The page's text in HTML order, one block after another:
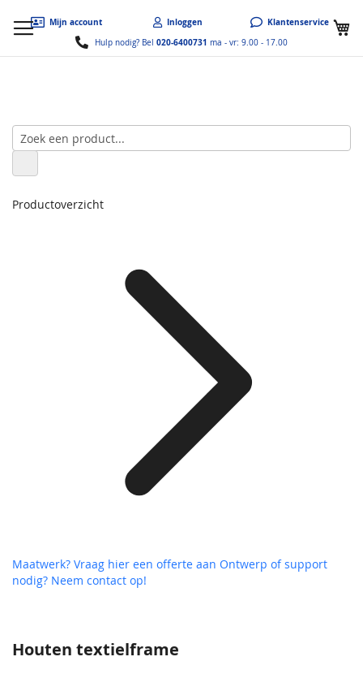
Mijn account Inloggen Klantenservice
Hulp nodig? Bel 020-6400731 ma - vr: 9.00 - 17.00
Houten textielframe
Productoverzicht
Maatwerk? Vraag hier een offerte aan Ontwerp of support
nodig? Neem contact op!